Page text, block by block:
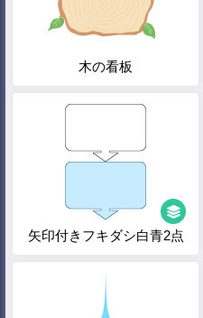
木の看板
矢印付きフキダシ白青2点